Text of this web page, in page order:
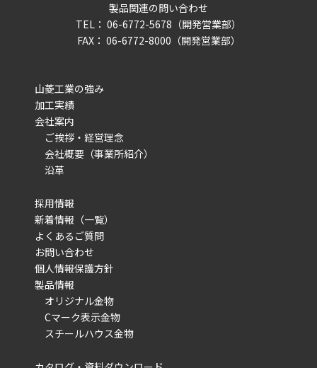
製品関連の問い合わせ
TEL： 06-6772-5678（開発営業部）
FAX： 06-6772-8000（開発営業部）
山菱工業の強み
加工実績
会社案内
ご挨拶・経営理念
会社概要（事業所紹介）
沿革
採用情報
新着情報（一覧）
よくあるご質問
お問い合わせ
個人情報保護方針
製品情報
オリジナル金物
Cマーク表示金物
スチールハウス金物